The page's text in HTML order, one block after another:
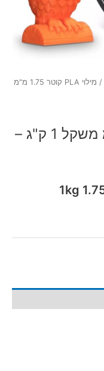
/ מילוי PLA קוטר 1.75 מ"מ
מילוי PLA קוטר 1.75 מ"מ משקל 1 ק"ג –
1kg